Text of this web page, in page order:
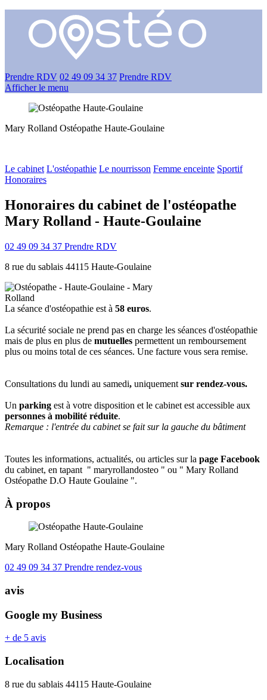
Prendre RDV 02 49 09 34 37 Prendre RDV
Afficher le menu
Mary Rolland Ostéopathe Haute-Goulaine
Le cabinet L'ostéopathie Le nourrisson Femme enceinte Sportif
Honoraires
Honoraires du cabinet de l'ostéopathe
Mary Rolland - Haute-Goulaine
02 49 09 34 37 Prendre RDV
8 rue du sablais 44115 Haute-Goulaine
La séance d'ostéopathie est à 58 euros.
La sécurité sociale ne prend pas en charge les séances d'ostéopathie
mais de plus en plus de mutuelles permettent un remboursement
plus ou moins total de ces séances. Une facture vous sera remise.
Consultations du lundi au samedi, uniquement sur rendez-vous.
Un parking est à votre disposition et le cabinet est accessible aux
personnes à mobilité réduite.
Remarque : l'entrée du cabinet se fait sur la gauche du bâtiment
Toutes les informations, actualités, ou articles sur la page Facebook
du cabinet, en tapant " maryrollandosteo " ou " Mary Rolland
Ostéopathe D.O Haute Goulaine ".
À propos
Mary Rolland Ostéopathe Haute-Goulaine
02 49 09 34 37 Prendre rendez-vous
avis
Google my Business
+ de 5 avis
Localisation
8 rue du sablais 44115 Haute-Goulaine